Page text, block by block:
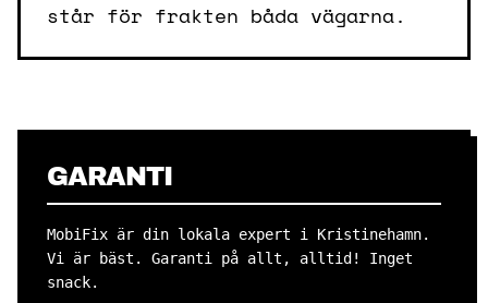
står för frakten båda vägarna.
GARANTI
MobiFix är din lokala expert i Kristinehamn.
Vi är bäst. Garanti på allt, alltid! Inget
snack.